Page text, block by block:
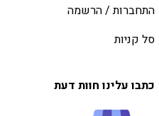
התחברות / הרשמה
סל קניות
כתבו עלינו חוות דעת